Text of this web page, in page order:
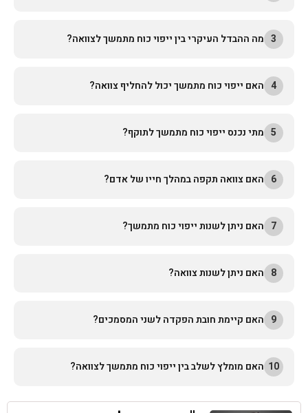
3 מה ההבדל העיקרי בין ייפוי כוח מתמשך לצוואה?
4 האם ייפוי כוח מתמשך יכול להחליף צוואה?
5 מתי נכנס ייפוי כוח מתמשך לתוקף?
6 האם צוואה תקפה במהלך חייו של אדם?
7 האם ניתן לשנות ייפוי כוח מתמשך?
8 האם ניתן לשנות צוואה?
9 האם קיימת חובת הפקדה לשני המסמכים?
10 האם מומלץ לשלב בין ייפוי כוח מתמשך לצוואה?